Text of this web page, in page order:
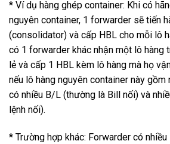
* Ví dụ hàng ghép container: Khi có
nguyên container, 1 forwarder sẽ tiến
(consolidator) và cấp HBL cho mỗi lô
có 1 forwarder khác nhận một lô hàng
lẻ và cấp 1 HBL kèm lô hàng mà họ
nếu lô hàng nguyên container này gồm
có nhiều B/L (thường là Bill nối) và
lệnh nối).
* Trường hợp khác: Forwarder có nhiều